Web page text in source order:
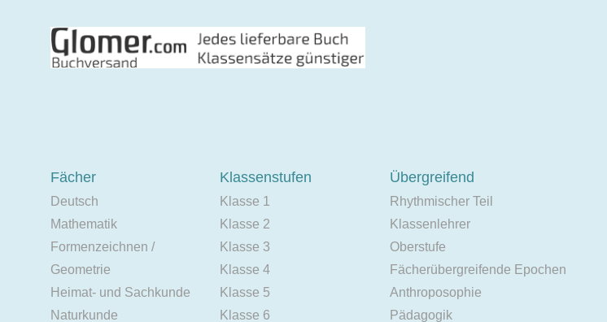
Fächer
Deutsch
Mathematik
Formenzeichnen /
Geometrie
Heimat- und Sachkunde
Naturkunde
Klassenstufen
Klasse 1
Klasse 2
Klasse 3
Klasse 4
Klasse 5
Klasse 6
Übergreifend
Rhythmischer Teil
Klassenlehrer
Oberstufe
Fächerübergreifende Epochen
Anthroposophie
Pädagogik